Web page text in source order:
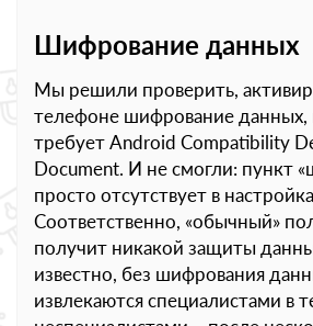
Шифрование данных
Мы решили проверить,
телефоне шифрование данных,
требует Android Compatibility
Document. И не смогли: пункт
просто отсутствует в
Соответственно, «обычный»
получит никакой защиты
известно, без шифрования
извлекаются специалистами в